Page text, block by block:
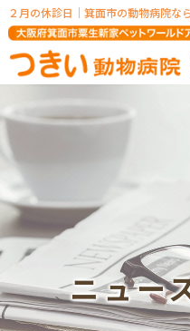
２月の休診日｜箕⾯市の動物病院な
ニュー